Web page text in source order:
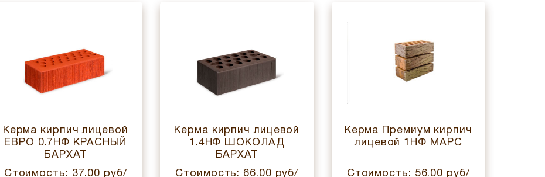
Керма кирпич лицевой
ЕВРО 0.7НФ КРАСНЫЙ
БАРХАТ
Стоимость: 37.00 руб/
Керма кирпич лицевой
1.4НФ ШОКОЛАД
БАРХАТ
Стоимость: 66.00 руб/
Керма Премиум кирпич
лицевой 1НФ МАРС
Стоимость: 56.00 руб/